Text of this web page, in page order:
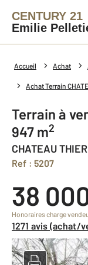
CENTURY 21
Emilie
Accueil Achat
Achat Terrain
Terrain à
947 m2
CHATEAU
Ref : 5207
38
Honoraires charge
1271 avis (achat/